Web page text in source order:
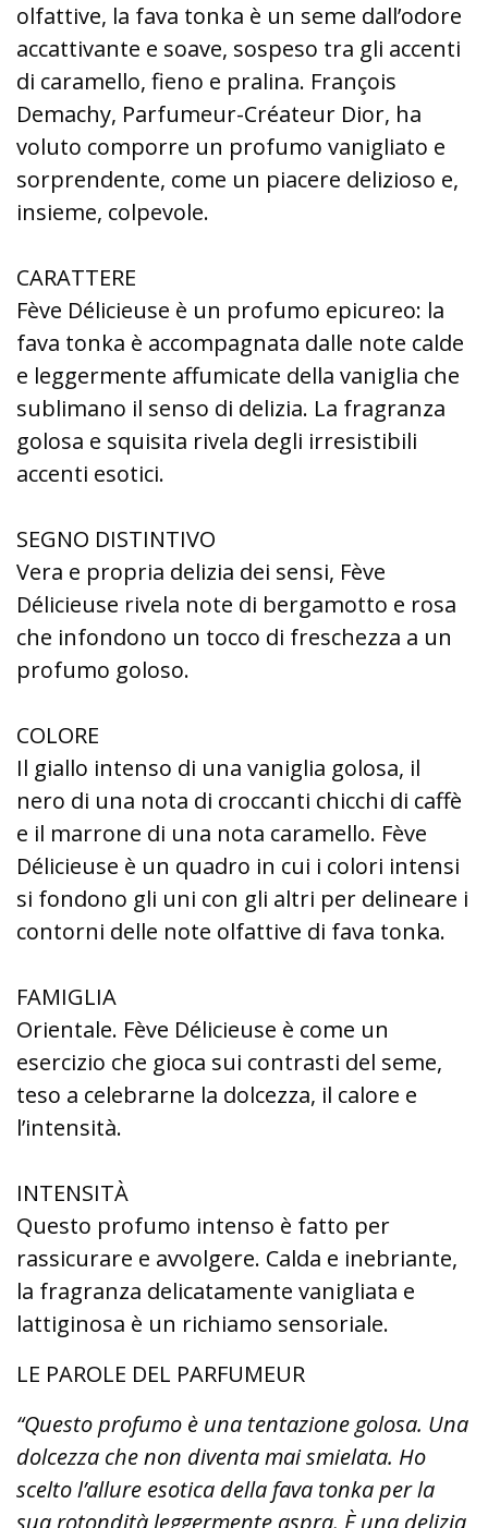
olfattive, la fava tonka è un seme dall’odore
accattivante e soave, sospeso tra gli accenti
di caramello, fieno e pralina. François
Demachy, Parfumeur-Créateur Dior, ha
voluto comporre un profumo vanigliato e
sorprendente, come un piacere delizioso e,
insieme, colpevole.
CARATTERE
Fève Délicieuse è un profumo epicureo: la
fava tonka è accompagnata dalle note calde
e leggermente affumicate della vaniglia che
sublimano il senso di delizia. La fragranza
golosa e squisita rivela degli irresistibili
accenti esotici.
SEGNO DISTINTIVO
Vera e propria delizia dei sensi, Fève
Délicieuse rivela note di bergamotto e rosa
che infondono un tocco di freschezza a un
profumo goloso.
COLORE
Il giallo intenso di una vaniglia golosa, il
nero di una nota di croccanti chicchi di caffè
e il marrone di una nota caramello. Fève
Délicieuse è un quadro in cui i colori intensi
si fondono gli uni con gli altri per delineare i
contorni delle note olfattive di fava tonka.
FAMIGLIA
Orientale. Fève Délicieuse è come un
esercizio che gioca sui contrasti del seme,
teso a celebrarne la dolcezza, il calore e
l’intensità.
INTENSITÀ
Questo profumo intenso è fatto per
rassicurare e avvolgere. Calda e inebriante,
la fragranza delicatamente vanigliata e
lattiginosa è un richiamo sensoriale.
LE PAROLE DEL PARFUMEUR
“Questo profumo è una tentazione golosa. Una
dolcezza che non diventa mai smielata. Ho
scelto l’allure esotica della fava tonka per la
sua rotondità leggermente aspra. È una delizia